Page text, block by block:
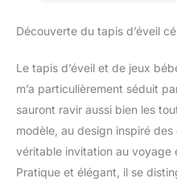
le
Découverte du tapis d’éveil
Le tapis d’éveil et de jeux
m’a particulièrement séduit
sauront ravir aussi bien les
modèle, au design inspiré
véritable invitation au voyage
Pratique et élégant, il se